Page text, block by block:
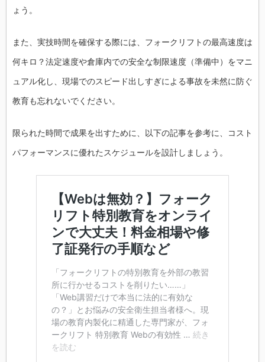
ょう。
また、実技時間を確保する際には、フォークリフトの最高速度は
何キロ？法定速度や倉庫内での安全な制限速度（準備中）をマニ
ュアル化し、現場でのスピード出しすぎによる事故を未然に防ぐ
教育も忘れないでください。
限られた時間で成果を出すために、以下の記事を参考に、コスト
パフォーマンスに優れたスケジュールを設計しましょう。